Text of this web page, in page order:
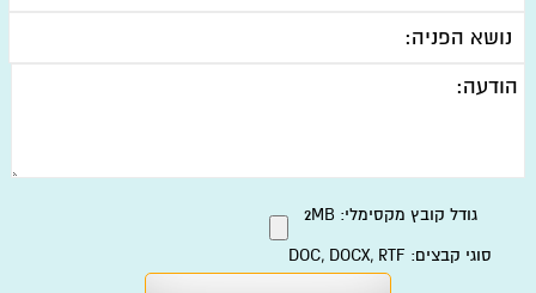
גודל קובץ מקסימלי: 2MB
סוגי קבצים: DOC, DOCX, RTF